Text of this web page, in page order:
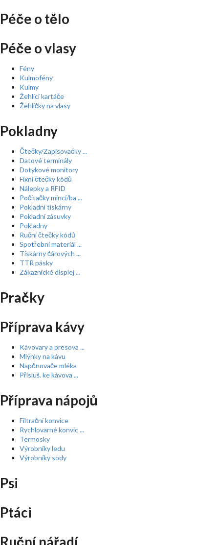
Péče o tělo
Péče o vlasy
Fény
Kulmofény
Kulmy
Žehlící kartáče
Žehličky na vlasy
Pokladny
Čtečky/Zapisovačky ...
Datové terminály
Dotykové monitory
Fixní čtečky kódů
Nálepky a RFID
Počítačky mincí/ba ...
Pokladní tiskárny
Pokladní zásuvky
Pokladny
Ruční čtečky kódů
Spotřební materiál ...
Tiskárny čárových ...
TTR pásky
Zákaznické displej ...
Pračky
Příprava kávy
Kávovary a presova ...
Mlýnky na kávu
Napěnovače mléka
Přísluš. ke kávova ...
Příprava nápojů
Filtrační konvice
Rychlovarné konvic ...
Termosky
Výrobníky ledu
Výrobníky sody
Psi
Ptáci
Ruční nářadí